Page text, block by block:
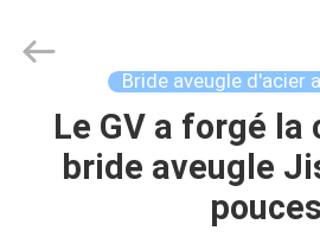
APERÇU
Bride aveugle d'acier
Le GV a forgé la
bride aveugle
pouces